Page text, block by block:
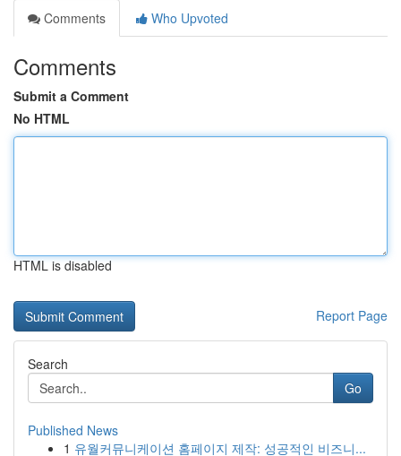
Comments
Who Upvoted
Comments
Submit a Comment
No HTML
HTML is disabled
Report Page
Search
Go
Published News
1 유월커뮤니케이션 홈페이지 제작: 성공적인 비즈니...